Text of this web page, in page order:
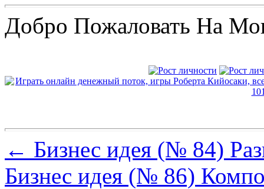
Добро Пожаловать На
← Бизнес идея (№ 84)
Бизнес идея (№ 86)